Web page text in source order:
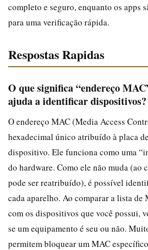
completo e seguro, enquanto os apps
para uma verificação rápida.
Respostas Rapidas
O que significa “endereço
ajuda a identificar dispositivos?
O endereço MAC (Media Access
hexadecimal único atribuído à placa
dispositivo. Ele funciona como uma
do hardware. Como ele não muda (ao
pode ser reatribuído), é possível
cada aparelho. Ao comparar a lista de
com os dispositivos que você possui,
se um equipamento é seu ou não.
permitem bloquear um MAC